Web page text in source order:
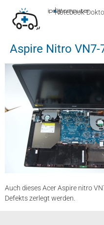
Notebook-
by
■
ipc-computer
Aspire Nitro VN7-
Auch dieses Acer Aspire nitro
Defekts zerlegt werden.